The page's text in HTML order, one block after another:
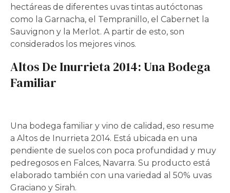
hectáreas de diferentes uvas tintas autóctonas
como la Garnacha, el Tempranillo, el Cabernet la
Sauvignon y la Merlot. A partir de esto, son
considerados los mejores vinos.
Altos De Inurrieta 2014: Una Bodega
Familiar
Una bodega familiar y vino de calidad, eso resume
a Altos de Inurrieta 2014. Está ubicada en una
pendiente de suelos con poca profundidad y muy
pedregosos en Falces, Navarra. Su producto está
elaborado también con una variedad al 50% uvas
Graciano y Sirah.